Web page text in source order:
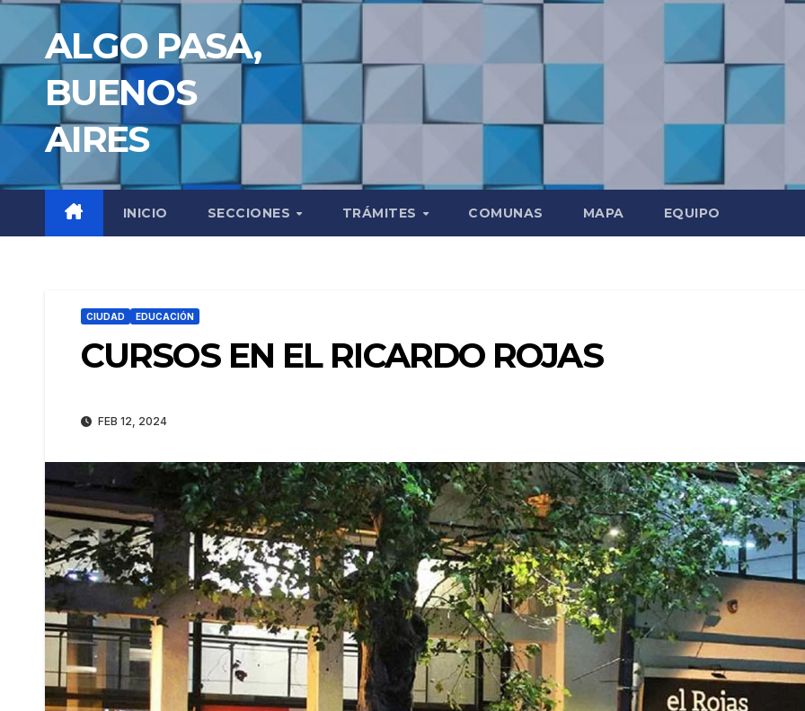
Saltar
contenidoALGO PASA,
BUENOS
AIRES
INICIO SECCIONES TRÁMITES COMUNAS MAPA EQUIPO
CIUDAD EDUCACIÓN
CURSOS EN EL RICARDO ROJAS
FEB 12, 2024